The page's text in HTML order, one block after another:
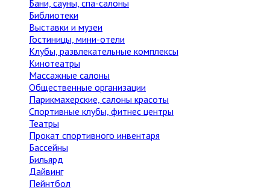
Бани, сауны, спа-салоны
Библиотеки
Выставки и музеи
Гостиницы, мини-отели
Клубы, развлекательные комплексы
Кинотеатры
Массажные салоны
Общественные организации
Парикмахерские, салоны красоты
Спортивные клубы, фитнес центры
Театры
Прокат спортивного инвентаря
Бассейны
Бильярд
Дайвинг
Пейнтбол